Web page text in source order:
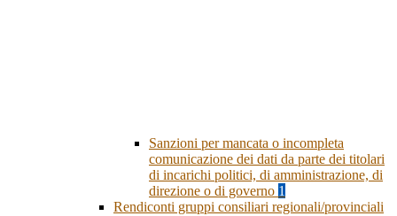
Sanzioni per mancata o incompleta
comunicazione dei dati da parte dei titolari
di incarichi politici, di amministrazione, di
direzione o di governo 1
Rendiconti gruppi consiliari regionali/provinciali